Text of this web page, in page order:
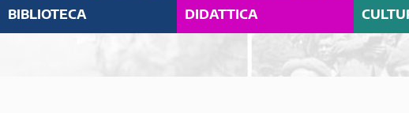
BIBLIOTECA DIDATTICA